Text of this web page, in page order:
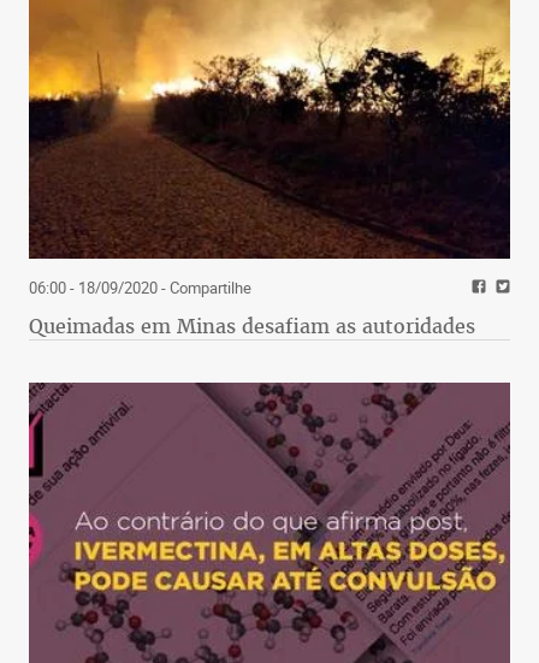
06:00 - 18/09/2020- Compartilhe
Queimadas em Minas desafiam as autoridades